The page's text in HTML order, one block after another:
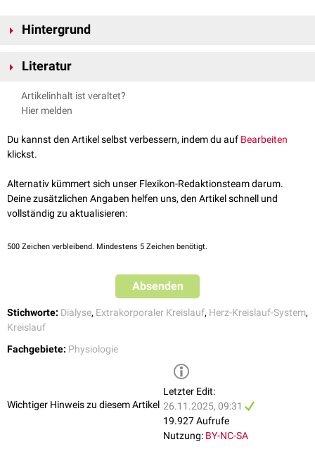
Hintergrund
hergestellt werden. Dabei übernimmt beispielsweise die
übernehmen dieNierenfunktion
Beispiele für extrakorporale Unterstützungssysteme sind u.a.:
Extrakorporale Membranoxygenierung(ECMO)
Pumpenlose extrakorporale Lungenunterstützung
LVAD
RVAD
Literatur
Artikelinhalt ist veraltet?
Hier melden
Du kannst den Artikel selbst verbessern, indem du auf Bearbeiten
klickst.
Alternativ kümmert sich unser Flexikon-Redaktionsteam darum.
Deine zusätzlichen Angaben helfen uns, den Artikel schnell und
vollständig zu aktualisieren:
500 Zeichen verbleibend. Mindestens 5 Zeichen benötigt.
Absenden
Stichworte: Dialyse, Extrakorporaler Kreislauf, Herz-Kreislauf-System,
Kreislauf
Fachgebiete: Physiologie
Wichtiger Hinweis zu diesem Artikel
Letzter Edit:
26.11.2025, 09:31
19.927 Aufrufe
Nutzung: BY-NC-SA